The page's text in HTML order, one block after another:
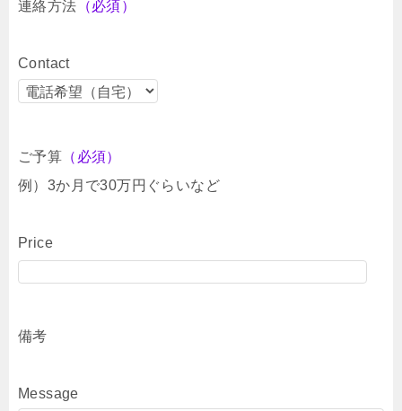
連絡方法 （必須）
Contact
ご予算 （必須）
例）3か月で30万円ぐらいなど
Price
備考
Message